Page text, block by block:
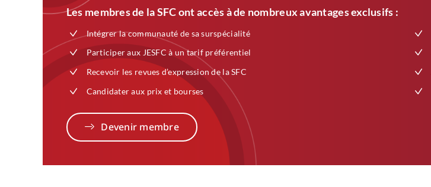
Les membres de la SFC ont accès à de nombreux avantages exclusifs :
Intégrer la communauté de sa surspécialité
Participer aux JESFC à un tarif préférentiel
Recevoir les revues d’expression de la SFC
Candidater aux prix et bourses
Devenir membre